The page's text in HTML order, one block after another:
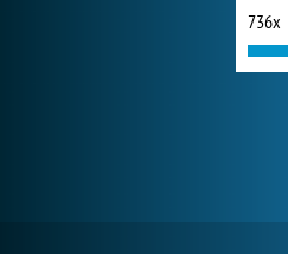
736x